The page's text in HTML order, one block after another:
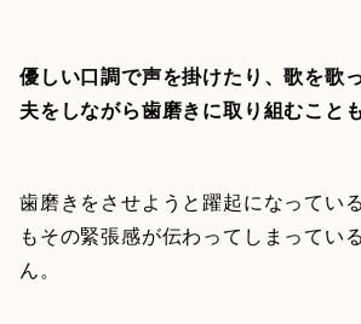
優しい口調で声を掛けたり、歌を歌
夫をしながら歯磨きに取り組むこと
歯磨きをさせようと躍起になってい
もその緊張感が伝わってしまってい
ん。